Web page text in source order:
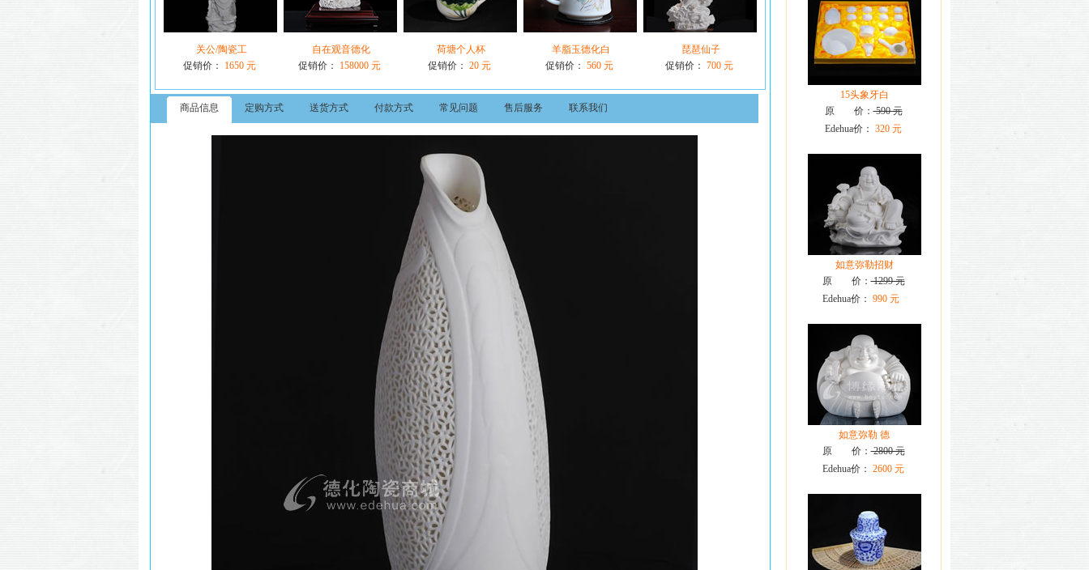
关公/陶瓷工
促销价：
1650 元
自在观音德化
促销价：
158000 元
荷塘个人杯
促销价： 20 元
羊脂玉德化白
促销价： 560 元
琵琶仙子
促销价： 700 元
商品信息 定购方式 送货方式 付款方式 常见问题 售后服务 联系我们
15头象牙白
原 价：590 元
Edehua价： 320 元
如意弥勒招财
原 价：1299 元
Edehua价： 990 元
如意弥勒 德
原 价：2800 元
Edehua价： 2600 元